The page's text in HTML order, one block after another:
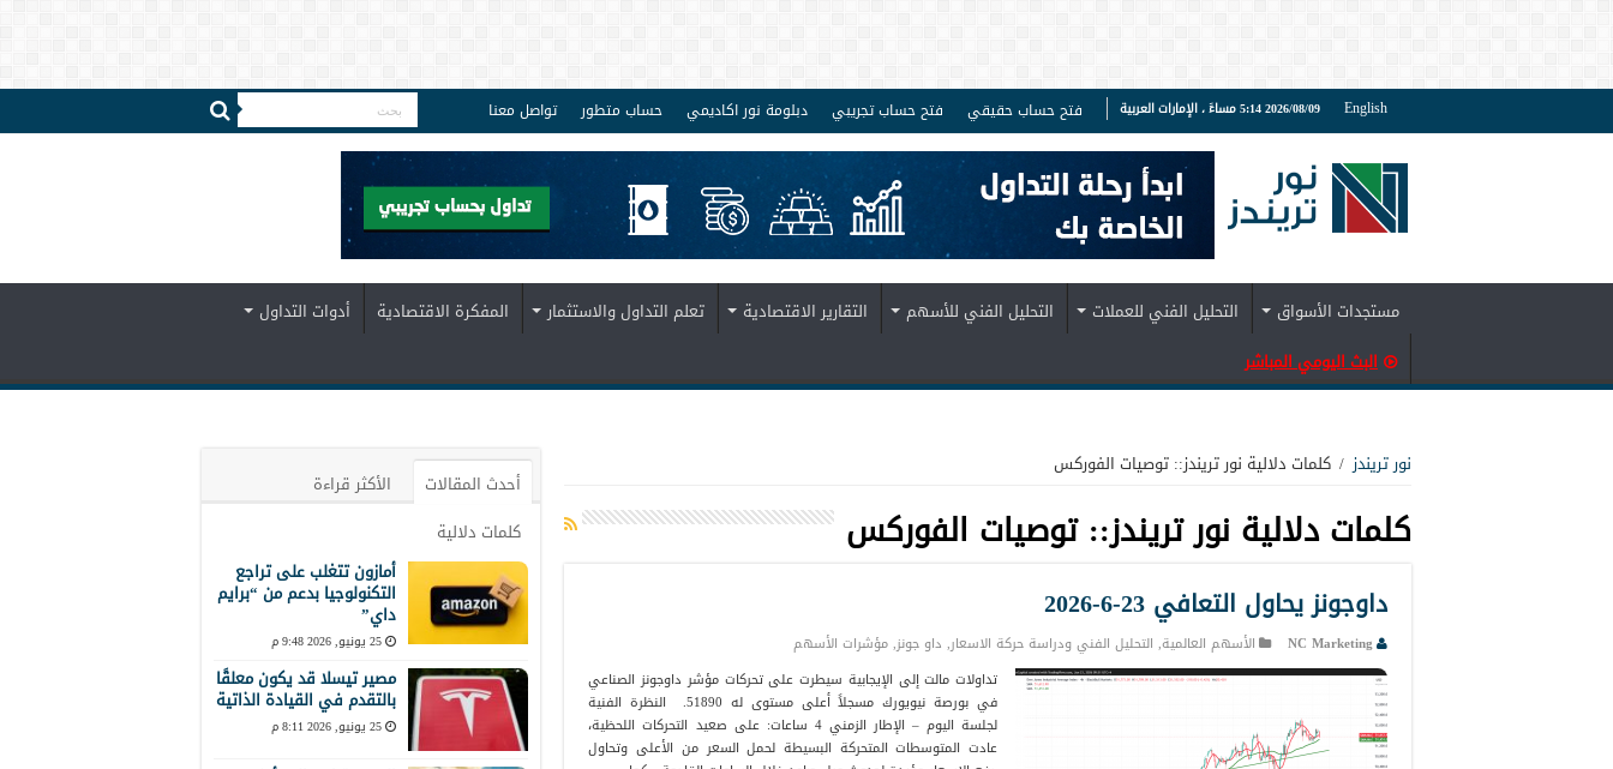
English 2026/08/09 5:14 مساءً ، الإمارات العربية فتح حساب حقيقي فتح حساب تجريبي دبلومة نور اكاديمي حساب متطور تواصل معنا
مستجدات الأسواق التحليل الفني للعملات التحليل الفني للأسهم التقارير الاقتصادية تعلم التداول والاستثمار المفكرة الاقتصادية
أدوات التداول
البث اليومي المباشر
نور تريندز / كلمات دلالية نور تريندز:: توصيات الفوركس
كلمات دلالية نور تريندز::توصيات الفوركس
داوجونز يحاول التعافي 23-6-2026
NC Marketing الأسهم العالمية, التحليل الفني ودراسة حركة الاسعار, داو جونز,مؤشرات الأسهم
تداولات مالت إلى الإيجابية سيطرت على تحركات مؤشر داوجونز الصناعي
في بورصة نيويورك مسجلاً أعلى مستوى له 51890. النظرة الفنية
لجلسة اليوم – الإطار الزمني 4 ساعات: على صعيد التحركات اللحظية،
عادت المتوسطات المتحركة البسيطة لحمل السعر من الأعلى وتحاول
أحدث المقالات
الأكثر قراءة
كلمات دلالية
أمازون تتغلب على تراجع
التكنولوجيا بدعم من “برايم
داي”
25 يونيو, 2026 9:48 م
مصير تيسلا قد يكون معلقًا
بالتقدم في القيادة الذاتية
25 يونيو, 2026 8:11 م